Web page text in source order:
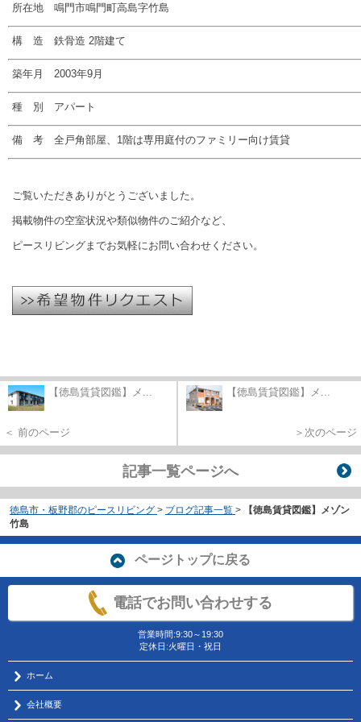
所在地 鳴門市鳴門町高島字竹島
構 造 鉄骨造 2階建て
築年月 2003年9月
種 別 アパート
備 考 全戸角部屋、1階は専用庭付のファミリー向け賃貸
ご覧いただきありがとうございました。
掲載物件の空室状況や類似物件のご紹介など、
ピースリビングまでお気軽にお問い合わせください。
【徳島賃貸図鑑】メ...
＜ 前のページ
【徳島賃貸図鑑】メ...
＞次のページ
記事一覧ページへ
徳島市・板野郡のピースリビング > ブログ記事一覧 >
【徳島賃貸図鑑】メゾン
竹島
ページトップに戻る
電話でお問い合わせする
営業時間:9:30～19:30
定休日:火曜日・祝日
ホーム
会社概要